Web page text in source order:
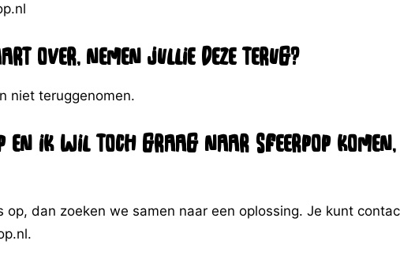
over, nemen jullie deze terug?
niet teruggenomen.
en ik wil toch graag naar Sfeerpop komen,
op, dan zoeken we samen naar een oplossing. Je kunt